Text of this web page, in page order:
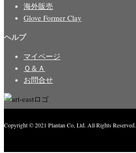
海外販売
Glove Former Clay
ヘルプ
マイページ
Ｑ＆Ａ
お問合せ
Copyright © 2021 Plantan Co, Ltd. All Rights Reserved.